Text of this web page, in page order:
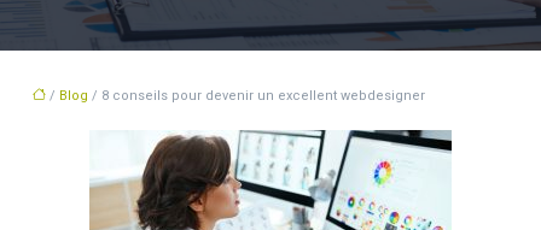
/ Blog / 8 conseils pour devenir un excellent webdesigner